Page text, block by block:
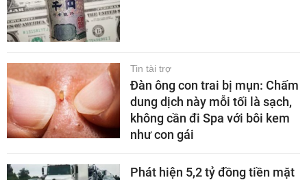
Tin tài trợ
Đàn ông con trai bị mụn: Chấm
dung dịch này mỗi tối là sạch,
không cần đi Spa với bôi kem
như con gái
Phát hiện 5,2 tỷ đồng tiền mặt